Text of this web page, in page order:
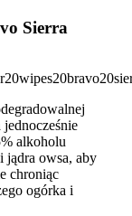
Sierra
alkoholu
jądra owsa, aby
chroniąc
ogórka i